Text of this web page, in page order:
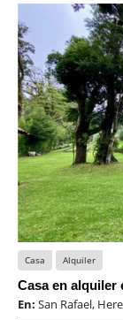
Casa Alquiler
Casa en alquiler
En: San Rafael,